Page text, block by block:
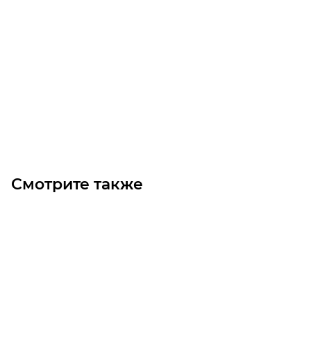
Смотрите также